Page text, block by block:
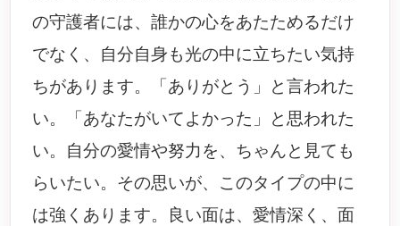
の守護者には、誰かの心をあたためるだけ
でなく、自分自身も光の中に立ちたい気持
ちがあります。「ありがとう」と言われた
い。「あなたがいてよかった」と思われた
い。自分の愛情や努力を、ちゃんと見ても
らいたい。その思いが、このタイプの中に
は強くあります。良い面は、愛情深く、面